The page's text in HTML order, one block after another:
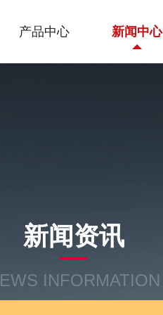
产品中心 新闻中心
新闻资讯
INFORMATION